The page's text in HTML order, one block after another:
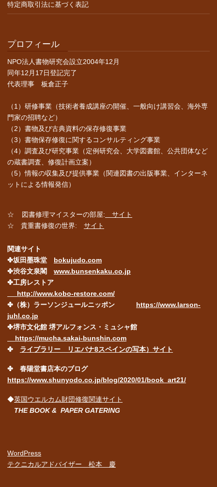
特定商取引法に基づく表記
プロフィール
NPO法人書物研究会設立2004年12月
同年12月17日登記完了
代表理事 板倉正子
（1）研修事業（技術者養成講座の開催、一般向け講習会、海外専
門家の招聘など）
（2）書物及び古典資料の保存修復事業
（3）書物保存修復に関するコンサルティング事業
（4）調査及び研究事業（定例研究会、大学図書館、公共団体など
の蔵書調査、修復計画立案）
（5）情報の収集及び提供事業（関連図書の出版事業、インターネ
ットによる情報発信）
☆ 図書修理マイスターの部屋: サイト
☆ 貴重書修復の世界: サイト
関連サイト
✤坂田墨珠堂 bokujudo.com
✤渋谷文泉閣 www.bunsenkaku.co.jp
✤工房レストア
http://www.kobo-restore.com/
✤（株）ラーソンジュールニッポン https://www.larson-
juhl.co.jp
✤堺市文化館 堺アルフォンス・ミュシャ館
https://mucha.sakai-bunshin.com
✤ ライブラリー リエバナ8スペインの写本）サイト
✤ 春陽堂書店本のブログ
https://www.shunyodo.co.jp/blog/2020/01/book_art21/
◆英国ウエルカム財団修復関連サイト
THE BOOK & PAPER GATERING
WordPress
テクニカルアドバイザー 松本 慶